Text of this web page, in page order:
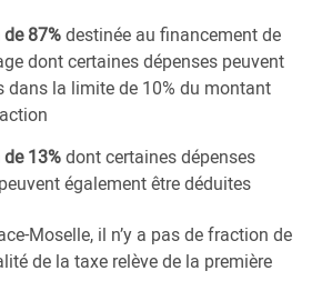
87%destinée au financement de
dont certaines dépenses peuvent
dans la limite de 10% du montant
13%dont certaines dépenses
également être déduites
Moselle, il n’y a pas de fraction de
de la taxe relève de la première